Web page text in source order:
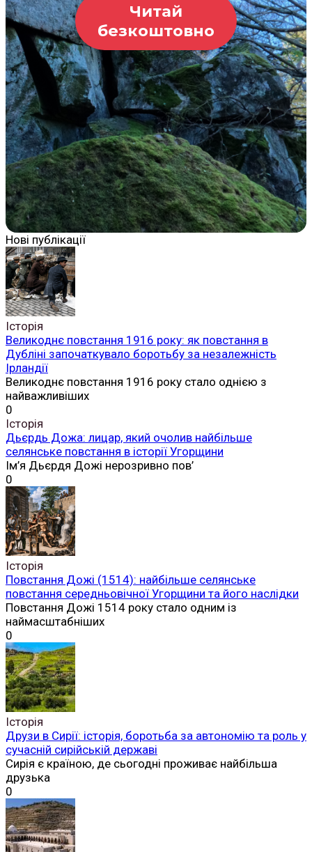
Читай
безкоштовно
Нові публікації
Історія
Великоднє повстання 1916 року: як повстання в
Дубліні започаткувало боротьбу за незалежність
Ірландії
Великоднє повстання 1916 року стало однією з
найважливіших
0
Історія
Дьєрдь Дожа: лицар, який очолив найбільше
селянське повстання в історії Угорщини
Ім’я Дьєрдя Дожі нерозривно пов’
0
Історія
Повстання Дожі (1514): найбільше селянське
повстання середньовічної Угорщини та його наслідки
Повстання Дожі 1514 року стало одним із
наймасштабніших
0
Історія
Друзи в Сирії: історія, боротьба за автономію та роль у
сучасній сирійській державі
Сирія є країною, де сьогодні проживає найбільша
друзька
0